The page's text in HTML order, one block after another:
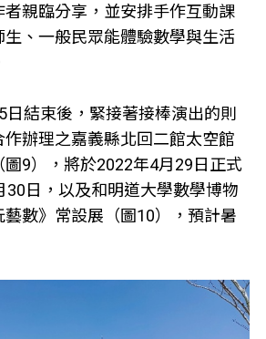
親臨分享，並安排手作互動課
、一般民眾能體驗數學與生活
日結束後，緊接著接棒演出的則
辦理之嘉義縣北回二館太空館
圖9），將於2022年4月29日正式
30日，以及和明道大學數學博物
數》常設展（圖10），預計暑